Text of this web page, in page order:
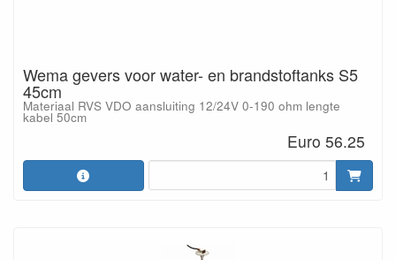
Wema gevers voor water- en brandstoftanks S5
45cm
Materiaal RVS VDO aansluiting 12/24V 0-190 ohm lengte
kabel 50cm
Euro 56.25